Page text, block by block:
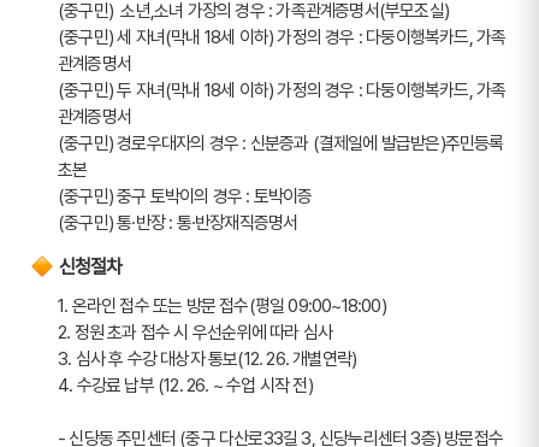
(중구민)  소년,소녀 가장의 경우 : 가족관계증명서(부모조실)
(중구민) 세 자녀(막내 18세 이하) 가정의 경우 : 다둥이행복카드, 가족
관계증명서
(중구민) 두 자녀(막내 18세 이하) 가정의 경우 : 다둥이행복카드, 가족
관계증명서
(중구민) 경로우대자의 경우 : 신분증과 (결제일에 발급받은)주민등록
초본
(중구민) 중구 토박이의 경우 : 토박이증
(중구민) 통·반장 : 통·반장재직증명서
신청절차
1. 온라인 접수 또는 방문 접수(평일 09:00~18:00)
2. 정원 초과 접수 시 우선순위에 따라 심사
3. 심사 후 수강 대상자 통보(12. 26. 개별연락)
4. 수강료 납부 (12. 26. ~ 수업 시작 전)
- 신당동 주민센터 (중구 다산로33길 3, 신당누리센터 3층) 방문접수